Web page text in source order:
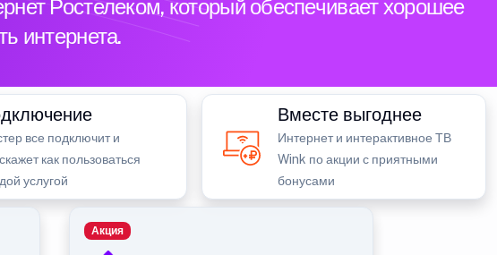
Ростелеком, который обеспечивает хорошее
интернета.
все подключит и
как пользоваться
услугой
Вместе выгоднее
Интернет и интерактивное ТВ
Wink по акции с приятными
бонусами
Акция